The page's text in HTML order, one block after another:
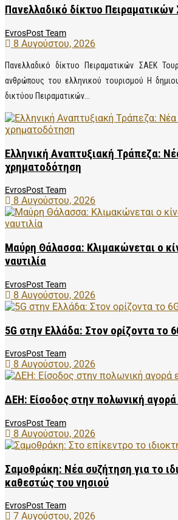
Πανελλαδικό δίκτυο
EvrosPost Team
8 Αυγούστου, 2026
Πανελλαδικό δίκτυο Πειραματικών ΣΑΕΚ
ανθρώπους του ελληνικού τουρισμού Η
δικτύου Πειραματικών...
Ελληνική Αναπτυξιακή Τράπεζα:
χρηματοδότηση
EvrosPost Team
8 Αυγούστου, 2026
Μαύρη Θάλασσα: Κλιμακώνεται ο
ναυτιλία
EvrosPost Team
8 Αυγούστου, 2026
5G στην Ελλάδα: Στον ορίζοντα το
EvrosPost Team
8 Αυγούστου, 2026
ΔΕΗ: Είσοδος στην πολωνική αγορά
EvrosPost Team
8 Αυγούστου, 2026
Σαμοθράκη: Νέα συζήτηση για το
καθεστώς του νησιού
EvrosPost Team
7 Αυγούστου, 2026